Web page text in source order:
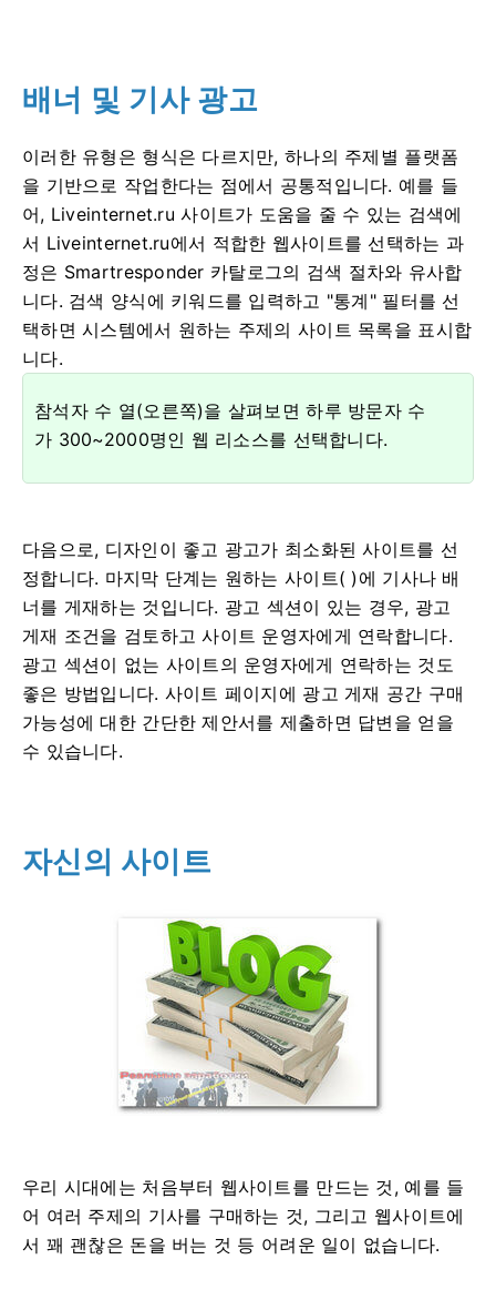
배너 및 기사 광고
이러한 유형은 형식은 다르지만, 하나의 주제별 플랫폼
을 기반으로 작업한다는 점에서 공통적입니다. 예를 들
어, Liveinternet.ru 사이트가 도움을 줄 수 있는 검색에
서 Liveinternet.ru에서 적합한 웹사이트를 선택하는 과
정은 Smartresponder 카탈로그의 검색 절차와 유사합
니다. 검색 양식에 키워드를 입력하고 "통계" 필터를 선
택하면 시스템에서 원하는 주제의 사이트 목록을 표시합
니다.
참석자 수 열(오른쪽)을 살펴보면 하루 방문자 수
가 300~2000명인 웹 리소스를 선택합니다.
다음으로, 디자인이 좋고 광고가 최소화된 사이트를 선
정합니다. 마지막 단계는 원하는 사이트( )에 기사나 배
너를 게재하는 것입니다. 광고 섹션이 있는 경우, 광고
게재 조건을 검토하고 사이트 운영자에게 연락합니다.
광고 섹션이 없는 사이트의 운영자에게 연락하는 것도
좋은 방법입니다. 사이트 페이지에 광고 게재 공간 구매
가능성에 대한 간단한 제안서를 제출하면 답변을 얻을
수 있습니다.
자신의 사이트
우리 시대에는 처음부터 웹사이트를 만드는 것, 예를 들
어 여러 주제의 기사를 구매하는 것, 그리고 웹사이트에
서 꽤 괜찮은 돈을 버는 것 등 어려운 일이 없습니다.